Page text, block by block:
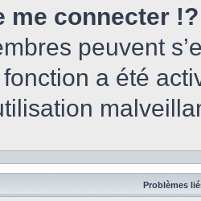
me connecter !?
peuvent
a été
Problèmes